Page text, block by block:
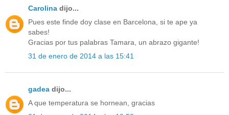
Carolina dijo...
Pues este finde doy clase en Barcelona, si te ape ya
sabes!
Gracias por tus palabras Tamara, un abrazo gigante!
31 de enero de 2014 a las 15:41
gadea dijo...
A que temperatura se hornean, gracias